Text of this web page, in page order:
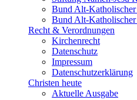
Bund Alt-
Bund Alt-
Recht & Verordnungen
Kirchenrecht
Datenschutz
Impressum
Datenschutzerklärung
Christen heute
Aktuelle Ausgabe